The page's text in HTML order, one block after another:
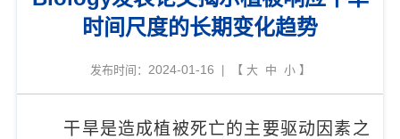
时间尺度的长期变化趋势
发布时间： 2024-01-16 | 【 大 中 小】
干旱是造成植被死亡的主要驱动因素之